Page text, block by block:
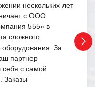
нескольких лет
с ООО
555» в
сложного
За
партнер
себя с самой
Заказы